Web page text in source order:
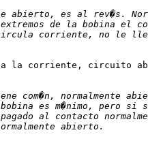
la corriente, circuito